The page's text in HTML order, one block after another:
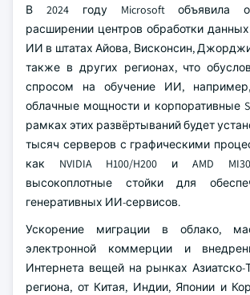
В 2024 году Microsoft объявила
расширении центров обработки
ИИ в штатах Айова, Висконсин,
также в других регионах, что
спросом на обучение ИИ, например,
облачные мощности и корпоративные
рамках этих развёртываний будет
тысяч серверов с графическими
как NVIDIA H100/H200 и AMD
высокоплотные стойки для
генеративных ИИ-сервисов.
Ускорение миграции в облако,
электронной коммерции и
Интернета вещей на рынках Азиатско-
региона, от Китая, Индии, Японии и